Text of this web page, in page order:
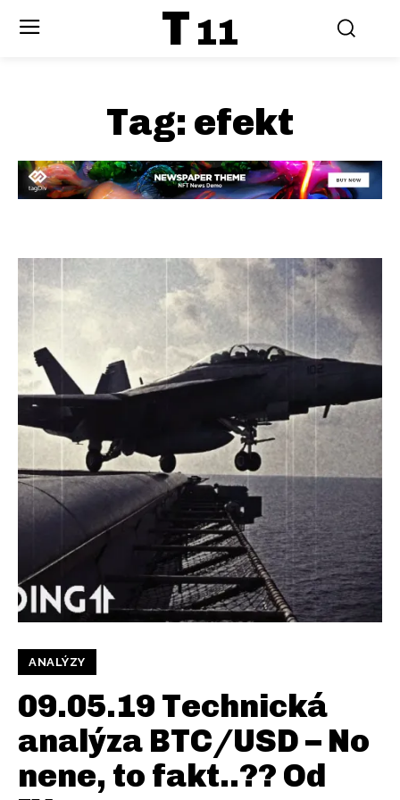
T 11
Tag: efekt
ANALÝZY
09.05.19 Technická
analýza BTC/USD – No
nene, to fakt..?? Od